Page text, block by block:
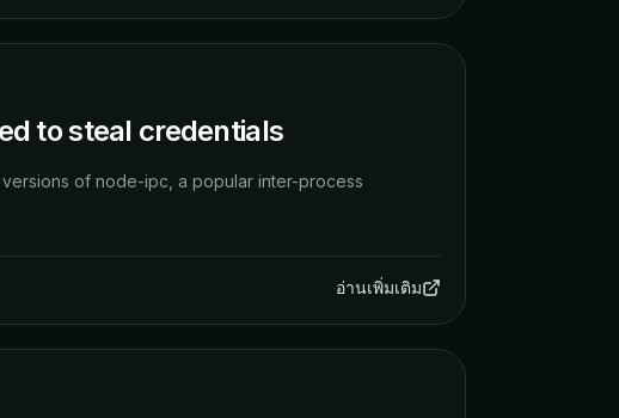
to steal credentials
of node-ipc, a popular inter-process
อ่านเพิ่มเติม